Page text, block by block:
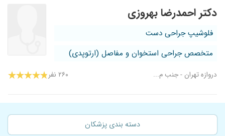
دکتر احمدرضا بهروزی
فلوشیپ جراحی دست
متخصص جراحی استخوان و مفاصل (ارتوپدی)
دروازه تهران - جنب م... ۲۶۰ نفر
دسته بندی پزشکان